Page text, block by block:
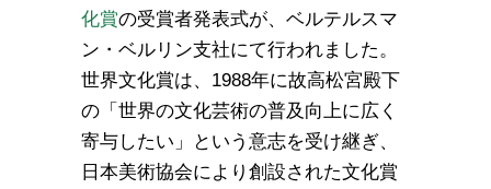
化賞の受賞者発表式が、ベルテルスマ
ン・ベルリン支社にて行われました。
世界文化賞は、1988年に故高松宮殿下
の「世界の文化芸術の普及向上に広く
寄与したい」という意志を受け継ぎ、
日本美術協会により創設された文化賞